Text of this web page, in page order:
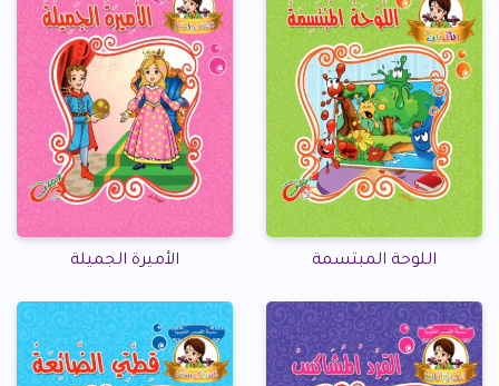
اللوحة المبتسمة الأميرة الجميلة